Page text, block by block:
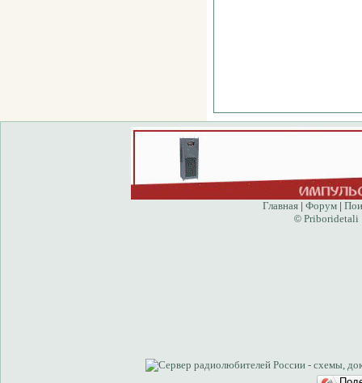
Главная |Форум |
© Priboridetali